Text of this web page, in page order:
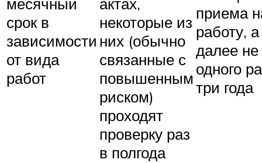
срок в
зависимости
от вида
работ
некоторые из
них (обычно
связанные с
повышенным
риском)
проходят
проверку раз
в полгода
приема
работу, а
далее
одного
три года